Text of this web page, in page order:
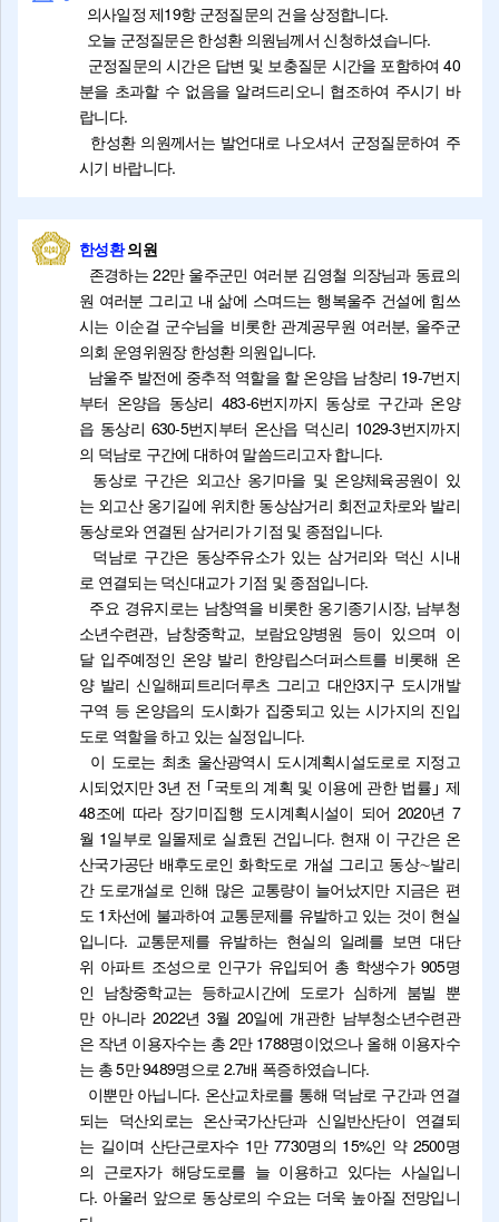
의사일정 제19항 군정질문의 건을 상정합니다.
오늘 군정질문은 한성환 의원님께서 신청하셨습니다.
군정질문의 시간은 답변 및 보충질문 시간을 포함하여 40
분을 초과할 수 없음을 알려드리오니 협조하여 주시기 바
랍니다.
한성환 의원께서는 발언대로 나오셔서 군정질문하여 주
시기 바랍니다.
한성환의원
존경하는 22만 울주군민 여러분 김영철 의장님과 동료의
원 여러분 그리고 내 삶에 스며드는 행복울주 건설에 힘쓰
시는 이순걸 군수님을 비롯한 관계공무원 여러분, 울주군
의회 운영위원장 한성환 의원입니다.
남울주 발전에 중추적 역할을 할 온양읍 남창리 19-7번지
부터 온양읍 동상리 483-6번지까지 동상로 구간과 온양
읍 동상리 630-5번지부터 온산읍 덕신리 1029-3번지까지
의 덕남로 구간에 대하여 말씀드리고자 합니다.
동상로 구간은 외고산 옹기마을 및 온양체육공원이 있
는 외고산 옹기길에 위치한 동상삼거리 회전교차로와 발리
동상로와 연결된 삼거리가 기점 및 종점입니다.
덕남로 구간은 동상주유소가 있는 삼거리와 덕신 시내
로 연결되는 덕신대교가 기점 및 종점입니다.
주요 경유지로는 남창역을 비롯한 옹기종기시장, 남부청
소년수련관, 남창중학교, 보람요양병원 등이 있으며 이
달 입주예정인 온양 발리 한양립스더퍼스트를 비롯해 온
양 발리 신일해피트리더루츠 그리고 대안3지구 도시개발
구역 등 온양읍의 도시화가 집중되고 있는 시가지의 진입
도로 역할을 하고 있는 실정입니다.
이 도로는 최초 울산광역시 도시계획시설도로로 지정고
시되었지만 3년 전 ｢국토의 계획 및 이용에 관한 법률｣ 제
48조에 따라 장기미집행 도시계획시설이 되어 2020년 7
월 1일부로 일몰제로 실효된 건입니다. 현재 이 구간은 온
산국가공단 배후도로인 화학도로 개설 그리고 동상∼발리
간 도로개설로 인해 많은 교통량이 늘어났지만 지금은 편
도 1차선에 불과하여 교통문제를 유발하고 있는 것이 현실
입니다. 교통문제를 유발하는 현실의 일례를 보면 대단
위 아파트 조성으로 인구가 유입되어 총 학생수가 905명
인 남창중학교는 등하교시간에 도로가 심하게 붐빌 뿐
만 아니라 2022년 3월 20일에 개관한 남부청소년수련관
은 작년 이용자수는 총 2만 1788명이었으나 올해 이용자수
는 총 5만 9489명으로 2.7배 폭증하였습니다.
이뿐만 아닙니다. 온산교차로를 통해 덕남로 구간과 연결
되는 덕산외로는 온산국가산단과 신일반산단이 연결되
는 길이며 산단근로자수 1만 7730명의 15%인 약 2500명
의 근로자가 해당도로를 늘 이용하고 있다는 사실입니
다. 아울러 앞으로 동상로의 수요는 더욱 높아질 전망입니